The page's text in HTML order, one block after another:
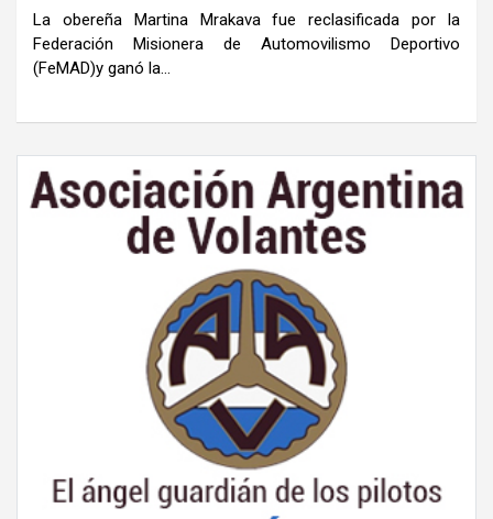
La obereña Martina Mrakava fue reclasificada por la
Federación Misionera de Automovilismo Deportivo
(FeMAD)y ganó la…